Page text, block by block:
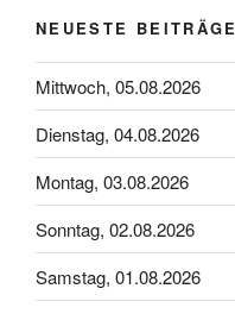
NEUESTE BEITRÄGE
Mittwoch, 05.08.2026
Dienstag, 04.08.2026
Montag, 03.08.2026
Sonntag, 02.08.2026
Samstag, 01.08.2026